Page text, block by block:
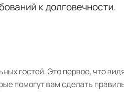
к долговечности.
гостей. Это первое, что
помогут вам сделать